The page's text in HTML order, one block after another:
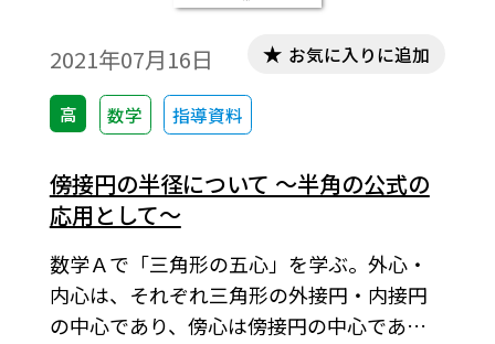
2021年07月16日
高 数学 指導資料
お気に入りに追加
傍接円の半径について ～半角の公式の
応用として～
数学Ａで「三角形の五心」を学ぶ。外心・
内心は、それぞれ三角形の外接円・内接円
の中心であり、傍心は傍接円の中心であ